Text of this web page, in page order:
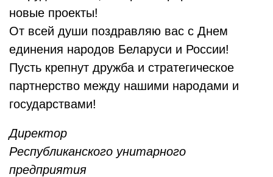
новые проекты!
От всей души поздравляю вас с Днем
единения народов Беларуси и России!
Пусть крепнут дружба и стратегическое
партнерство между нашими народами и
государствами!
Директор
Республиканского унитарного
предприятия